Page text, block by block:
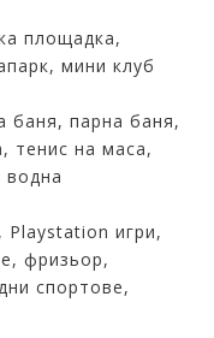
площадка,
мини клуб
баня, парна баня,
тенис на маса,
водна
Playstation игри,
фризьор,
спортове,